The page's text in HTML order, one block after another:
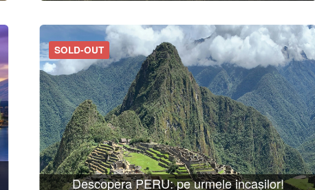
SOLD-OUT
Descopera PERU: pe urmele incașilor!